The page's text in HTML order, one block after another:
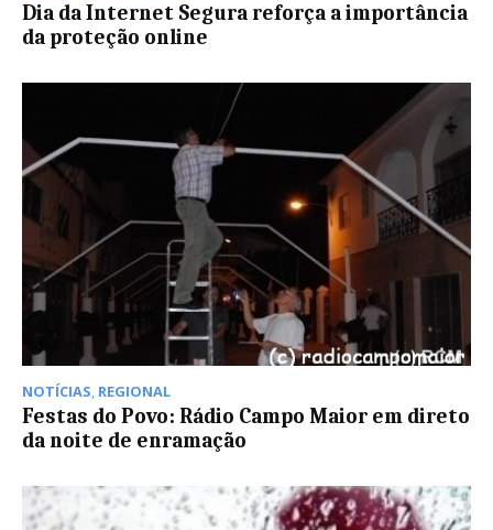
Dia da Internet Segura reforça a importância
da proteção online
NOTÍCIAS, REGIONAL
Festas do Povo: Rádio Campo Maior em direto
da noite de enramação